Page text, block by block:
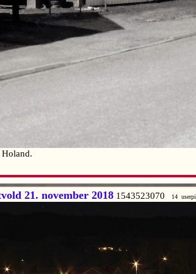
Holand.
21. november 2018 1543523070 14